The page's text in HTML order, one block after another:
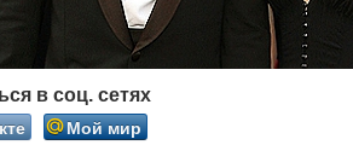
в соц. сетях
Мой мир